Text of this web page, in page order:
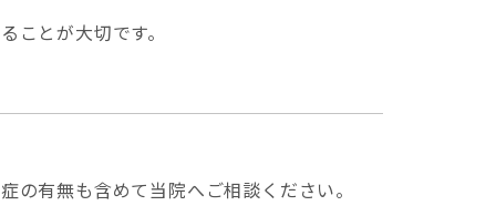
とが大切です。
有無も含めて当院へご相談ください。